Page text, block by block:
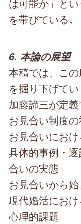
は可能か」と
を帯びている。
6. 本論の展望
本稿では、こ
を掘り下げてい
加藤諦三が定義
お見合い制度
お見合いにお
具体的事例・
合いの実態
お見合いから
現代婚活にお
心理的課題